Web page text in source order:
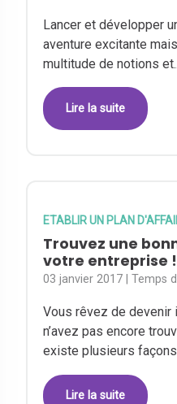
Lancer et développer
aventure excitante
multitude de notions
Lire la suite
ETABLIR UN PLAN
Trouvez une
votre entreprise !
03 janvier 2017 | Temps
Vous rêvez de devenir
n’avez pas encore
existe plusieurs façons
Lire la suite